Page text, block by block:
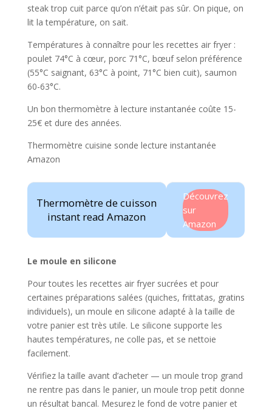
steak trop cuit parce qu’on n’était pas sûr. On pique, on
lit la température, on sait.
Températures à connaître pour les recettes air fryer :
poulet 74°C à cœur, porc 71°C, bœuf selon préférence
(55°C saignant, 63°C à point, 71°C bien cuit), saumon
60-63°C.
Un bon thermomètre à lecture instantanée coûte 15-
25€ et dure des années.
Thermomètre cuisine sonde lecture instantanée
Amazon
Thermomètre de cuisson
instant read Amazon
Découvrez
sur
Amazon
Le moule en silicone
Pour toutes les recettes air fryer sucrées et pour
certaines préparations salées (quiches, frittatas, gratins
individuels), un moule en silicone adapté à la taille de
votre panier est très utile. Le silicone supporte les
hautes températures, ne colle pas, et se nettoie
facilement.
Vérifiez la taille avant d’acheter — un moule trop grand
ne rentre pas dans le panier, un moule trop petit donne
un résultat bancal. Mesurez le fond de votre panier et